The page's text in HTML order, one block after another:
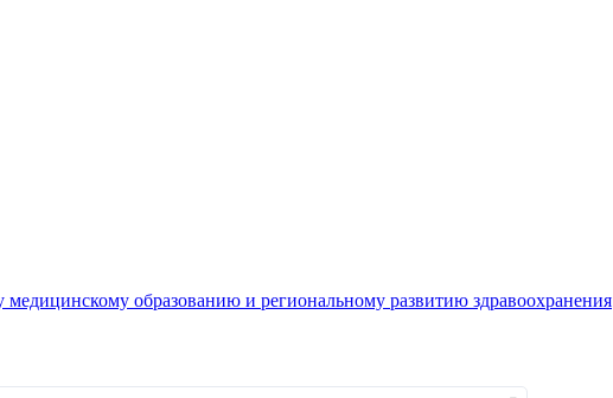
образованию и региональному развитию здравоохранения